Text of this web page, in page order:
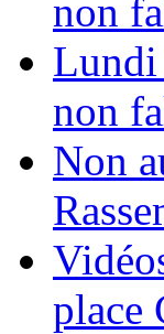
non
Lundi
non
Non
place